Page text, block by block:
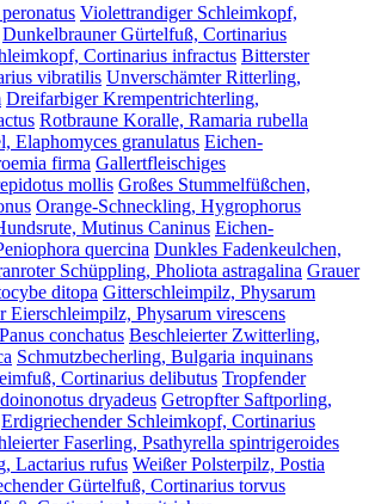
Violettrandiger Schleimkopf,
Dunkelbrauner Gürtelfuß, Cortinarius
Cortinarius infractus Bitterster
vibratilis Unverschämter Ritterling,
Dreifarbiger Krempentrichterling,
Rotbraune Koralle, Ramaria rubella
Elaphomyces granulatus Eichen-
firma Gallertfleischiges
mollis Großes Stummelfüßchen,
Orange-Schneckling, Hygrophorus
Mutinus Caninus Eichen-
quercina Dunkles Fadenkeulchen,
Schüppling, Pholiota astragalina Grauer
ditopa Gitterschleimpilz, Physarum
Eierschleimpilz, Physarum virescens
conchatus Beschleierter Zwitterling,
Schmutzbecherling, Bulgaria inquinans
Cortinarius delibutus Tropfender
dryadeus Getropfter Saftporling,
Erdigriechender Schleimkopf, Cortinarius
Faserling, Psathyrella spintrigeroides
Lactarius rufus Weißer Polsterpilz, Postia
Gürtelfuß, Cortinarius torvus